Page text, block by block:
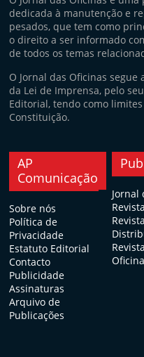
dedicada à manutenção e
pesados, que tem como
o direito a ser informado
de todos os temas
O Jornal das Oficinas
da Lei de Imprensa, pelo
Editorial, tendo como
Constituição.
AP
Comunicação
Sobre nós
Política de
Privacidade
Estatuto Editorial
Contacto
Publicidade
Assinaturas
Arquivo de
Publicações
Jornal